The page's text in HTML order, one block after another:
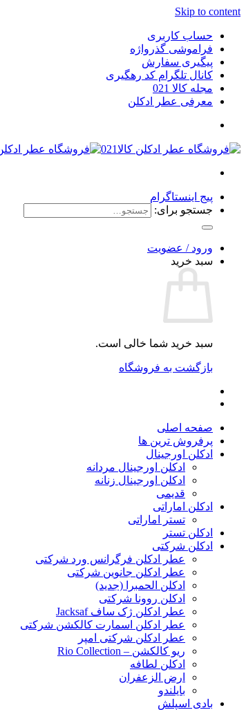
Skip to content
حساب کاربری
فراموشی گذرواژه
پیگیری سفارش
کانال تلگرام کد رهگیری
مجله کالا 021
معرفی عطر ادکلن
پیج اینستاگرام
جستجو برای:
ورود / عضویت
سبد خرید
سبد خرید شما خالی است.
بازگشت به فروشگاه
صفحه اصلی
پرفروش ترین ها
ادکلن اورجینال
ادکلن اورجینال مردانه
ادکلن اورجینال زنانه
قدیمی
ادکلن اماراتی
تستر اماراتی
ادکلن تستر
ادکلن شرکتی
عطر ادکلن فرگرانس ورد شرکتی
عطر ادکلن جانوین شرکتی
ادکلن الحمبرا (جدید)
ادکلن روونا شرکتی
عطر ادکلن ژک‌ ساف Jacksaf
عطر ادکلن اسمارت کالکشن شرکتی
عطر ادکلن شرکتی امپر
ریو کالکشن – Rio Collection
ادکلن لطافه
ارض الزعفران
بایلندو
بادی اسپلش